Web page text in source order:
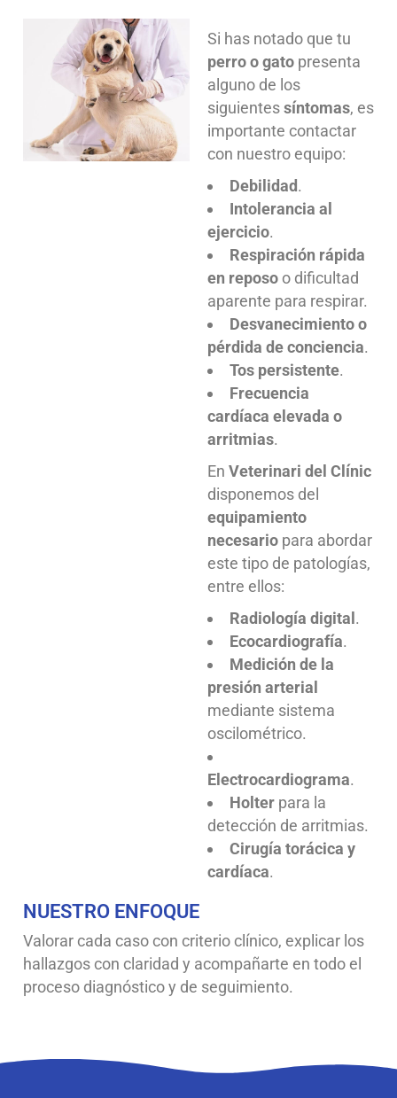
Si has notado que tu
perro o gato presenta
alguno de los
siguientessíntomas, es
importante contactar
con nuestro equipo:
Debilidad.
Intolerancia al
ejercicio.
Respiración rápida
en reposo o dificultad
aparente para respirar.
Desvanecimiento o
pérdida de conciencia.
Tos persistente.
Frecuencia
cardíaca elevada o
arritmias.
En Veterinari del Clínic
disponemos del
equipamiento
necesario para abordar
este tipo de patologías,
entre ellos:
Radiología digital.
Ecocardiografía.
Medición de la
presión arterial
mediante sistema
oscilométrico.
Electrocardiograma.
Holter para la
detección de arritmias.
Cirugía torácica y
cardíaca.
NUESTRO ENFOQUE
Valorar cada caso con criterio clínico, explicar los
hallazgos con claridad y acompañarte en todo el
proceso diagnóstico y de seguimiento.